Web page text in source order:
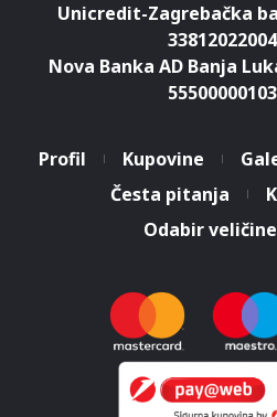
Unicredit-Zagrebačka
Nova Banka AD Banja
Profil Kupovine
Česta pitanja
Odabir veličine